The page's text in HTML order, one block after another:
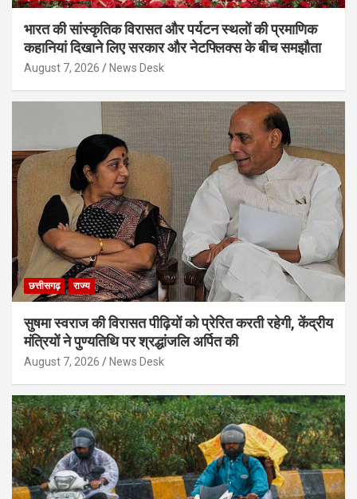
भारत की सांस्कृतिक विरासत और पर्यटन स्थलों की प्रमाणिक
कहानियां दिखाने लिए सरकार और नेटफ्लिक्स के बीच समझौता
August 7, 2026 News Desk
छत्तीसगढ़ राज्य
सुषमा स्वराज की विरासत पीढ़ियों को प्रेरित करती रहेगी, केंद्रीय
मंत्रियों ने पुण्यतिथि पर श्रद्धांजलि अर्पित की
August 7, 2026 News Desk